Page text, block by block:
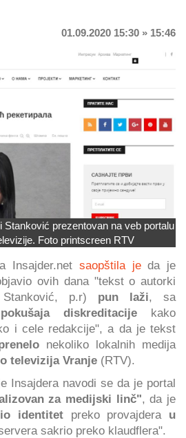
01.09.2020 15:30 » 15:46
prezentovan na veb portalu
Foto printscreen RTV
Insajder.net saopštila jeda je
ovih dana "tekst o autorki
Stanković, p.r) pun laži, sa
pokušaja diskreditacije kako
i cele redakcije", a da je tekst
nekoliko lokalnih medija
televizija Vranje (RTV).
Insajdera navodi se da je portal
za medijski linč", da je
identitet preko provajdera u
sakrio preko klaudflera".